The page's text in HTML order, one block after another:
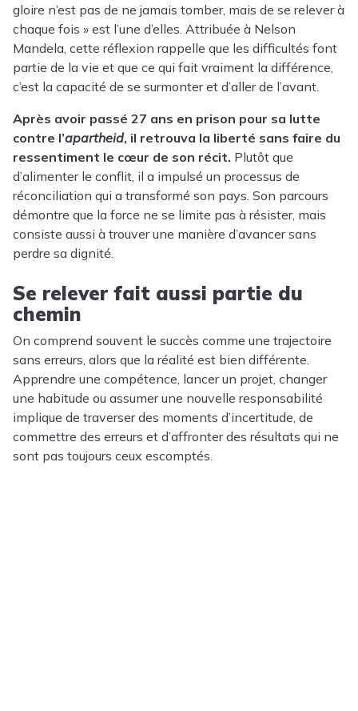
gloire n’est pas de ne jamais tomber, mais de se relever à
chaque fois » est l’une d’elles. Attribuée à Nelson
Mandela, cette réflexion rappelle que les difficultés font
partie de la vie et que ce qui fait vraiment la différence,
c’est la capacité de se surmonter et d’aller de l’avant.
Après avoir passé 27 ans en prison pour sa lutte
contre l’apartheid, il retrouva la liberté sans faire du
ressentiment le cœur de son récit. Plutôt que
d’alimenter le conflit, il a impulsé un processus de
réconciliation qui a transformé son pays. Son parcours
démontre que la force ne se limite pas à résister, mais
consiste aussi à trouver une manière d’avancer sans
perdre sa dignité.
Se relever fait aussi partie du
chemin
On comprend souvent le succès comme une trajectoire
sans erreurs, alors que la réalité est bien différente.
Apprendre une compétence, lancer un projet, changer
une habitude ou assumer une nouvelle responsabilité
implique de traverser des moments d’incertitude, de
commettre des erreurs et d’affronter des résultats qui ne
sont pas toujours ceux escomptés.